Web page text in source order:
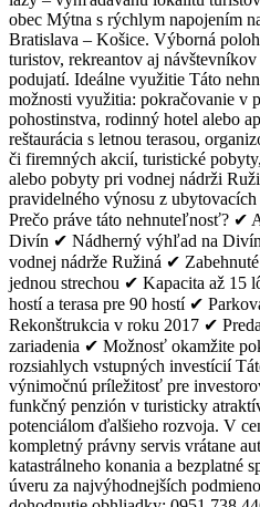
obec Mýtna s rýchlym napojením
Bratislava – Košice. Výborná
turistov, rekreantov aj
podujatí. Ideálne využitie Táto
možnosti využitia: pokračovanie v
pohostinstva, rodinný hotel alebo
reštaurácia s letnou terasou,
či firemných akcií, turistické
alebo pobyty pri vodnej nádrži
pravidelného výnosu z
Prečo práve táto nehnuteľnosť? ✔
Divín ✔ Nádherný výhľad na
vodnej nádrže Ružiná ✔
jednou strechou ✔ Kapacita až 15
hostí a terasa pre 90 hostí ✔
Rekonštrukcia v roku 2017 ✔
zariadenia ✔ Možnosť okamžite
rozsiahlych vstupných investícií
výnimočnú príležitosť pre
funkčný penzión v turisticky
potenciálom ďalšieho rozvoja. V
kompletný právny servis vrátane
katastrálneho konania a bezplatné
úveru za najvýhodnejších